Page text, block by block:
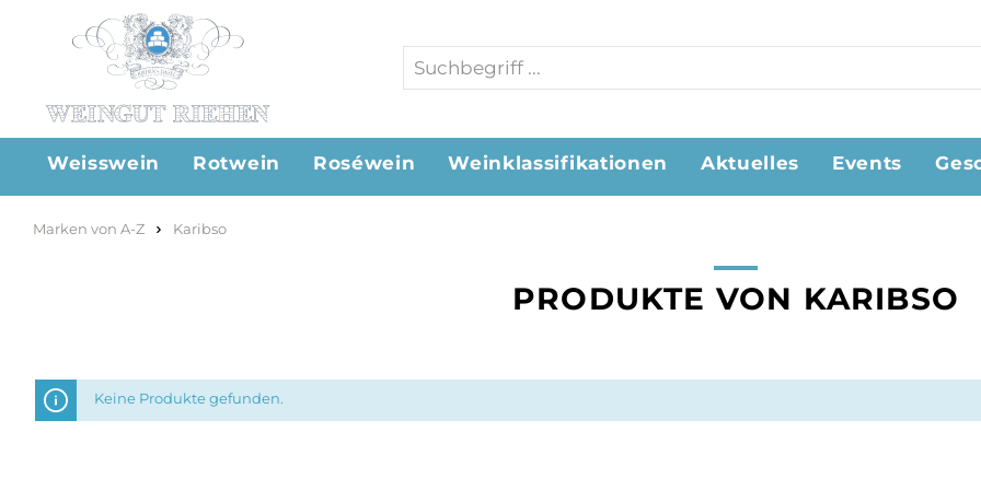
Weisswein Rotwein Roséwein Weinklassifikationen Aktuelles Events
Marken von A-Z Karibso
PRODUKTE VON KARIBSO
Keine Produkte gefunden.